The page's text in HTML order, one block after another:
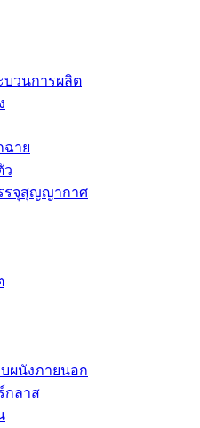
บวนการผลิต
ฉาย
ว
รจุสุญญากาศ
บผนังภายนอก
กลาส